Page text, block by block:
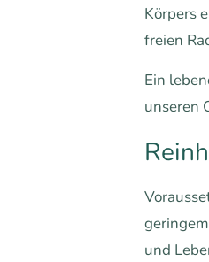
Körpers
freien
Ein
unseren
und